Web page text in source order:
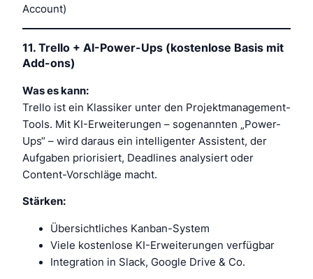
Account)
11. Trello + AI-Power-Ups (kostenlose Basis mit
Add-ons)
Was es kann:
Trello ist ein Klassiker unter den Projektmanagement-
Tools. Mit KI-Erweiterungen – sogenannten „Power-
Ups“ – wird daraus ein intelligenter Assistent, der
Aufgaben priorisiert, Deadlines analysiert oder
Content-Vorschläge macht.
Stärken:
Übersichtliches Kanban-System
Viele kostenlose KI-Erweiterungen verfügbar
Integration in Slack, Google Drive & Co.